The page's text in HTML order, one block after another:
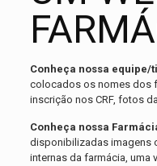
Conheça nossa equipe/
colocados os nomes dos
inscrição nos CRF, fotos
Conheça nossa
disponibilizadas imagens
internas da farmácia, uma